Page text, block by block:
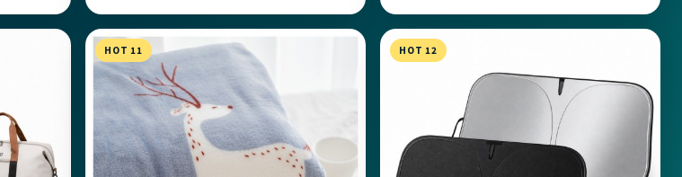
HOT 11 HOT 12